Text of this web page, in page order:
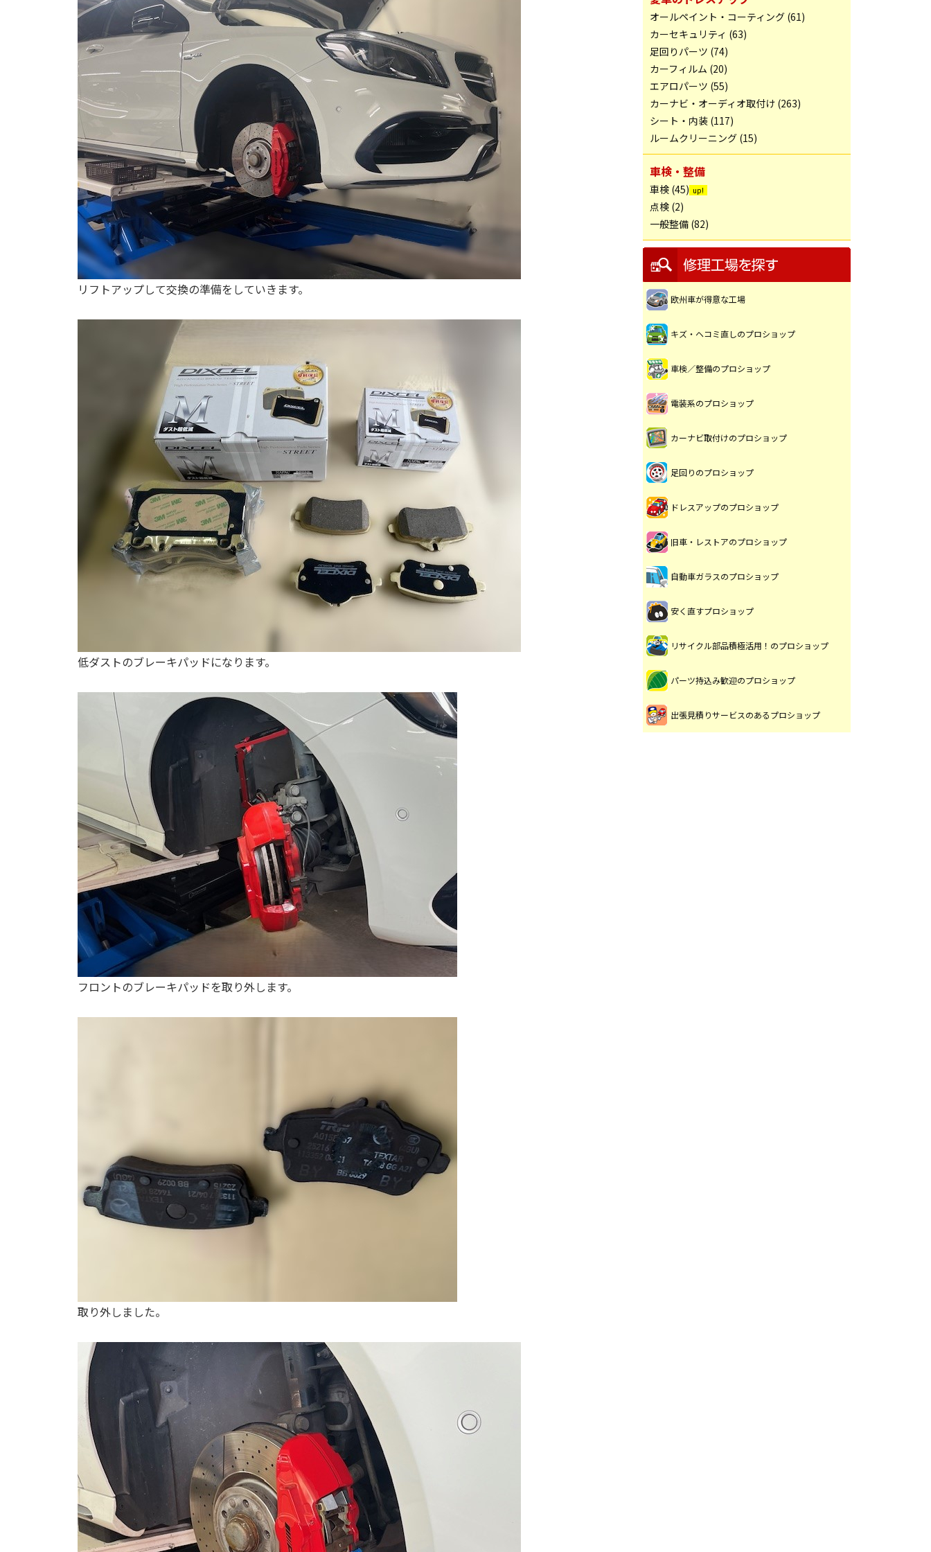
リフトアップして交換の準備をしていきます。
低ダストのブレーキパッドになります。
フロントのブレーキパッドを取り外します。
取り外しました。
オールペイント・コーティング (61)
カーセキュリティ (63)
足回りパーツ (74)
カーフィルム (20)
エアロパーツ (55)
カーナビ・オーディオ取付け (263)
シート・内装 (117)
ルームクリーニング (15)
車検・整備
車検 (45)
点検 (2)
一般整備 (82)
欧州車が得意な工場
キズ・ヘコミ直しのプロショップ
車検／整備のプロショップ
電装系のプロショップ
カーナビ取付けのプロショップ
足回りのプロショップ
ドレスアップのプロショップ
旧車・レストアのプロショップ
自動車ガラスのプロショップ
安く直すプロショップ
リサイクル部品積極活用！のプロショップ
パーツ持込み歓迎のプロショップ
出張見積りサービスのあるプロショップ